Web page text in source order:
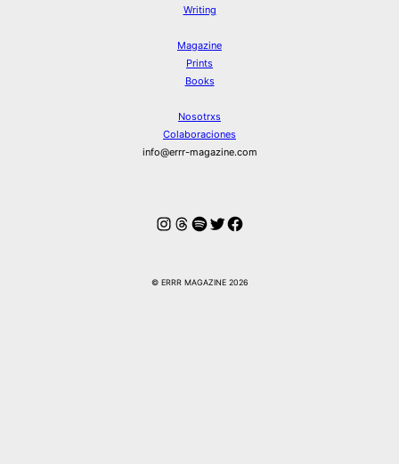
Writing
Magazine
Prints
Books
Nosotrxs
Colaboraciones
info@errr-magazine.com
Instagram
Hilos
Spotify
Twitter
Facebook
© ERRR MAGAZINE 2026